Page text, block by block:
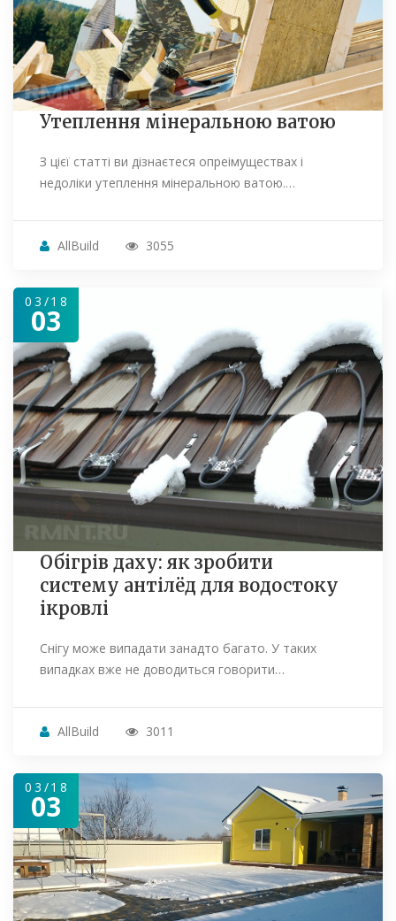
Утеплення мінеральною ватою
З цієї статті ви дізнаєтеся опреімуществах і
недоліки утеплення мінеральною ватою.…
AllBuild 3055
03/18
03
Обігрів даху: як зробити
систему антілёд для водостоку
ікровлі
Снігу може випадати занадто багато. У таких
випадках вже не доводиться говорити…
AllBuild 3011
03/18
03